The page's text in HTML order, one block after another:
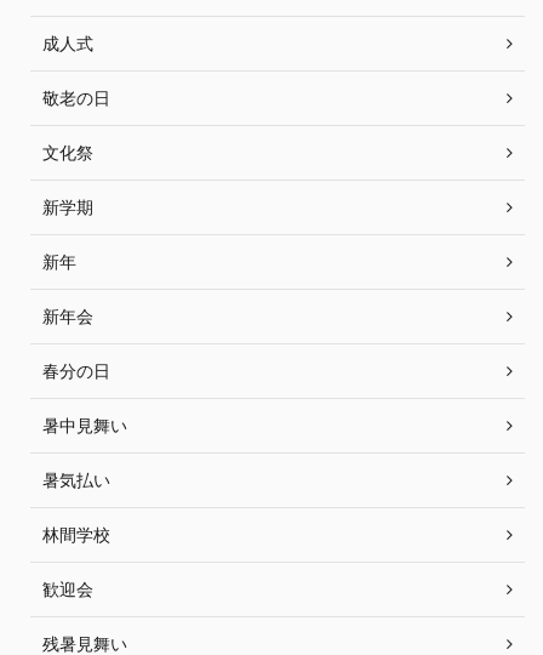
成人式
敬老の日
文化祭
新学期
新年
新年会
春分の日
暑中見舞い
暑気払い
林間学校
歓迎会
残暑見舞い